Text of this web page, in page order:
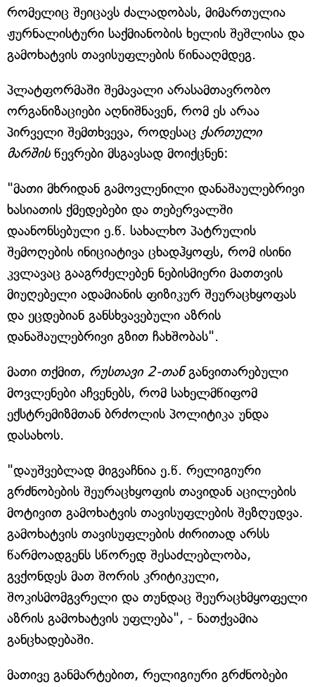
რომელიც შეიცავს ძალადობას, მიმართულია
ჟურნალისტური საქმიანობის ხელის შეშლისა და
გამოხატვის თავისუფლების წინააღმდეგ.
პლატფორმაში შემავალი არასამთავრობო
ორგანიზაციები აღნიშნავენ, რომ ეს არაა
პირველი შემთხვევა, როდესაც ქართული
მარშისწევრები მსგავსად მოიქცნენ:
"მათი მხრიდან გამოვლენილი დანაშაულებრივი
ხასიათის ქმედებები და თებერვალში
დაანონსებული ე.წ. სახალხო პატრულის
შემოღების ინიციატივა ცხადჰყოფს, რომ ისინი
კვლავაც გააგრძელებენ ნებისმიერი მათთვის
მიუღებელი ადამიანის ფიზიკურ შეურაცხყოფას
და ეცდებიან განსხვავებული აზრის
დანაშაულებრივი გზით ჩახშობას".
მათი თქმით, რუსთავი 2-თანგანვითარებული
მოვლენები აჩვენებს, რომ სახელმწიფომ
ექსტრემიზმთან ბრძოლის პოლიტიკა უნდა
დასახოს.
"დაუშვებლად მიგვაჩნია ე.წ. რელიგიური
გრძნობების შეურაცხყოფის თავიდან აცილების
მოტივით გამოხატვის თავისუფლების შეზღუდვა.
გამოხატვის თავისუფლების ძირითად არსს
წარმოადგენს სწორედ შესაძლებლობა,
გვქონდეს მათ შორის კრიტიკული,
შოკისმომგვრელი და თუნდაც შეურაცხმყოფელი
აზრის გამოხატვის უფლება", - ნათქვამია
განცხადებაში.
მათივე განმარტებით, რელიგიური გრძნობები